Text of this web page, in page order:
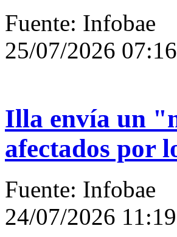
Fuente: Infobae
25/07/2026 07:16
Illa envía un
afectados por
Fuente: Infobae
24/07/2026 11:19